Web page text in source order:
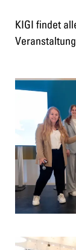
KIGI findet